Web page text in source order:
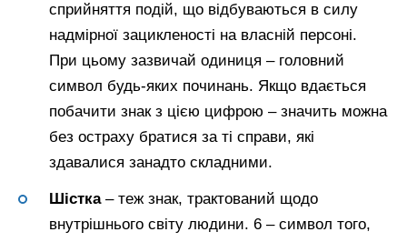
сприйняття подій, що відбуваються в силу
надмірної зацикленості на власній персоні.
При цьому зазвичай одиниця – головний
символ будь-яких починань. Якщо вдається
побачити знак з цією цифрою – значить можна
без остраху братися за ті справи, які
здавалися занадто складними.
Шістка– теж знак, трактований щодо
внутрішнього світу людини. 6 – символ того,